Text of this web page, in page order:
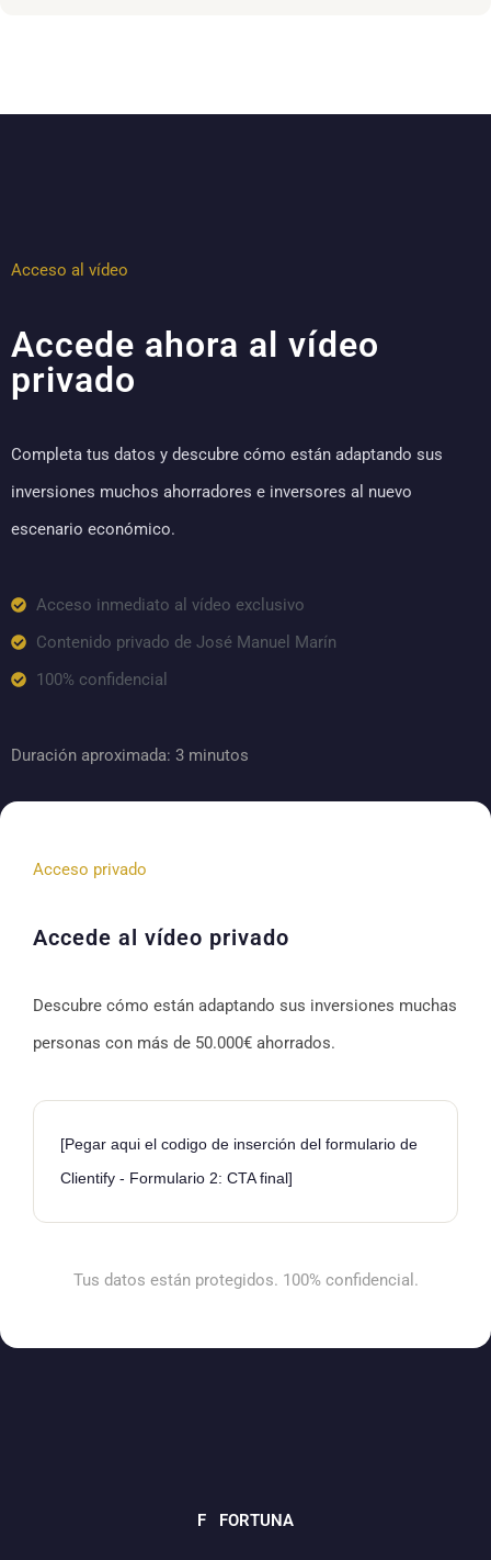
Acceso al vídeo
Accede ahora al vídeo
privado
Completa tus datos y descubre cómo están adaptando sus
inversiones muchos ahorradores e inversores al nuevo
escenario económico.
Acceso inmediato al vídeo exclusivo
Contenido privado de José Manuel Marín
100% confidencial
Duración aproximada: 3 minutos
Acceso privado
Accede al vídeo privado
Descubre cómo están adaptando sus inversiones muchas
personas con más de 50.000€ ahorrados.
[Pegar aqui el codigo de inserción del formulario de
Clientify - Formulario 2: CTA final]
Tus datos están protegidos. 100% confidencial.
F FORTUNA